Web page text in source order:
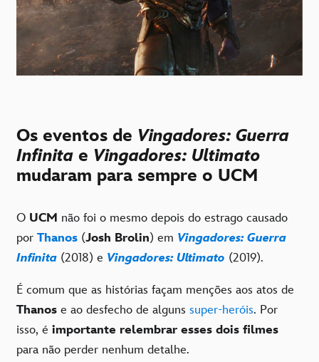
Os eventos de Vingadores: Guerra
Infinita e Vingadores: Ultimato
mudaram para sempre o UCM
O UCM não foi o mesmo depois do estrago causado
por Thanos (Josh Brolin) em Vingadores: Guerra
Infinita (2018) e Vingadores: Ultimato (2019).
É comum que as histórias façam menções aos atos de
Thanos e ao desfecho de alguns super-heróis. Por
isso, é importante relembrar esses dois filmes
para não perder nenhum detalhe.